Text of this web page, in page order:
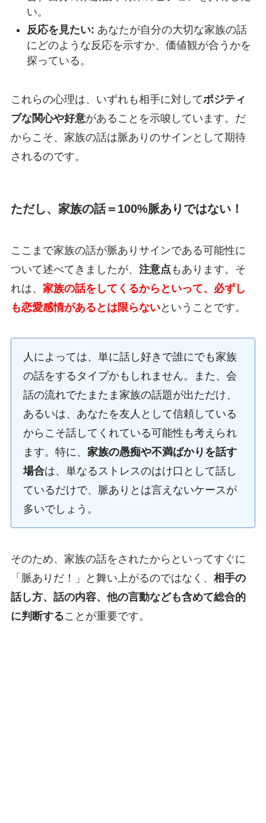
い。
反応を見たい: あなたが自分の大切な家族の話
にどのような反応を示すか、価値観が合うかを
探っている。
これらの心理は、いずれも相手に対してポジティ
ブな関心や好意があることを示唆しています。だ
からこそ、家族の話は脈ありのサインとして期待
されるのです。
ただし、家族の話＝100%脈ありではない！
ここまで家族の話が脈ありサインである可能性に
ついて述べてきましたが、 注意点 もあります。そ
れは、 家族の話をしてくるからといって、必ずし
も恋愛感情があるとは限らないということです。
人によっては、単に話し好きで誰にでも家族
の話をするタイプかもしれません。また、会
話の流れでたまたま家族の話題が出ただけ、
あるいは、あなたを友人として信頼している
からこそ話してくれている可能性も考えられ
ます。特に、 家族の愚痴や不満ばかりを話す
場合は、単なるストレスのはけ口として話し
ているだけで、脈ありとは言えないケースが
多いでしょう。
そのため、家族の話をされたからといってすぐに
「脈ありだ！」と舞い上がるのではなく、 相手の
話し方、話の内容、他の言動なども含めて総合的
に判断することが重要です。